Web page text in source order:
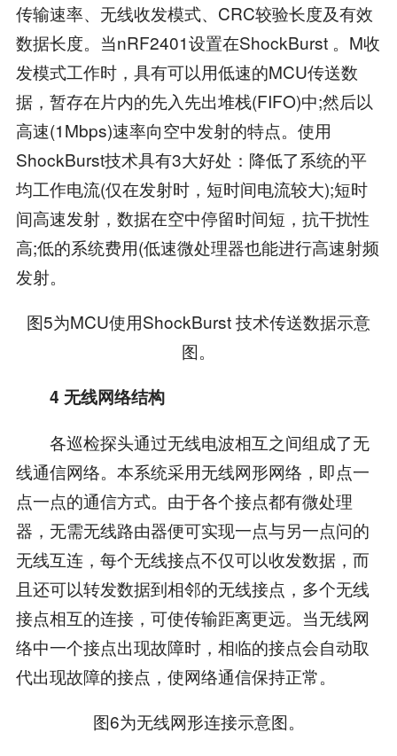
传输速率、无线收发模式、CRC较验长度及有效
数据长度。当nRF2401设置在ShockBurst 。M收
发模式工作时，具有可以用低速的MCU传送数
据，暂存在片内的先入先出堆栈(FIFO)中;然后以
高速(1Mbps)速率向空中发射的特点。使用
ShockBurst技术具有3大好处：降低了系统的平
均工作电流(仅在发射时，短时间电流较大);短时
间高速发射，数据在空中停留时间短，抗干扰性
高;低的系统费用(低速微处理器也能进行高速射频
发射。
图5为MCU使用ShockBurst 技术传送数据示意
图。
4 无线网络结构
各巡检探头通过无线电波相互之间组成了无
线通信网络。本系统采用无线网形网络，即点一
点一点的通信方式。由于各个接点都有微处理
器，无需无线路由器便可实现一点与另一点问的
无线互连，每个无线接点不仅可以收发数据，而
且还可以转发数据到相邻的无线接点，多个无线
接点相互的连接，可使传输距离更远。当无线网
络中一个接点出现故障时，相临的接点会自动取
代出现故障的接点，使网络通信保持正常。
图6为无线网形连接示意图。